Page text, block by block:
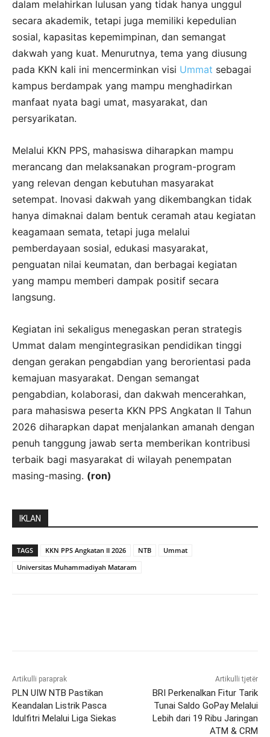
dalam melahirkan lulusan yang tidak hanya unggul
secara akademik, tetapi juga memiliki kepedulian
sosial, kapasitas kepemimpinan, dan semangat
dakwah yang kuat. Menurutnya, tema yang diusung
pada KKN kali ini mencerminkan visi Ummat sebagai
kampus berdampak yang mampu menghadirkan
manfaat nyata bagi umat, masyarakat, dan
persyarikatan.
Melalui KKN PPS, mahasiswa diharapkan mampu
merancang dan melaksanakan program-program
yang relevan dengan kebutuhan masyarakat
setempat. Inovasi dakwah yang dikembangkan tidak
hanya dimaknai dalam bentuk ceramah atau kegiatan
keagamaan semata, tetapi juga melalui
pemberdayaan sosial, edukasi masyarakat,
penguatan nilai keumatan, dan berbagai kegiatan
yang mampu memberi dampak positif secara
langsung.
Kegiatan ini sekaligus menegaskan peran strategis
Ummat dalam mengintegrasikan pendidikan tinggi
dengan gerakan pengabdian yang berorientasi pada
kemajuan masyarakat. Dengan semangat
pengabdian, kolaborasi, dan dakwah mencerahkan,
para mahasiswa peserta KKN PPS Angkatan II Tahun
2026 diharapkan dapat menjalankan amanah dengan
penuh tanggung jawab serta memberikan kontribusi
terbaik bagi masyarakat di wilayah penempatan
masing-masing. (ron)
IKLAN
TAGS KKN PPS Angkatan II 2026 NTB
Ummat
Universitas Muhammadiyah Mataram
Artikulli paraprak
PLN UIW NTB Pastikan
Keandalan Listrik Pasca
Idulfitri Melalui Liga Siekas
Artikulli tjetër
BRI Perkenalkan Fitur Tarik
Tunai Saldo GoPay Melalui
Lebih dari 19 Ribu Jaringan
ATM & CRM